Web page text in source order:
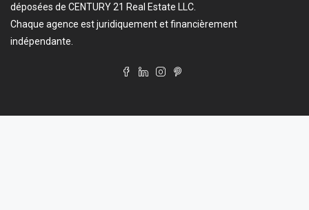
déposées de CENTURY 21 Real Estate LLC.
Chaque agence est juridiquement et financièrement
indépendante.